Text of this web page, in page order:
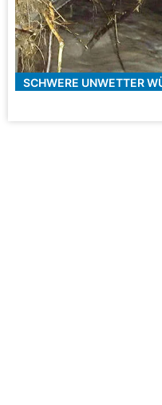
SCHWERE UNWETTER